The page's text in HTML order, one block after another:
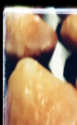
Recettes
Traiteur
Tag
#patrimoine
1recette dans
Voir dans la